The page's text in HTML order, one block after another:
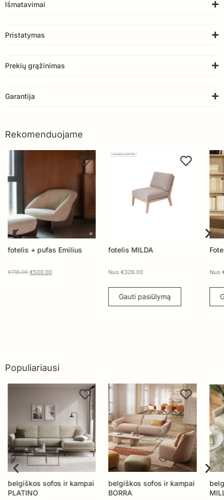
Išmatavimai
Pristatymas
Prekių grąžinimas
Garantija
Rekomenduojame
fotelis + pufas Emilius
€718.00 €500.00
fotelis MILDA
Nuo €326.00
Gauti pasiūlymą
Nuo
Populiariausi
belgiškos sofos ir kampai
PLATINO
belgiškos sofos ir kampai
BORRA